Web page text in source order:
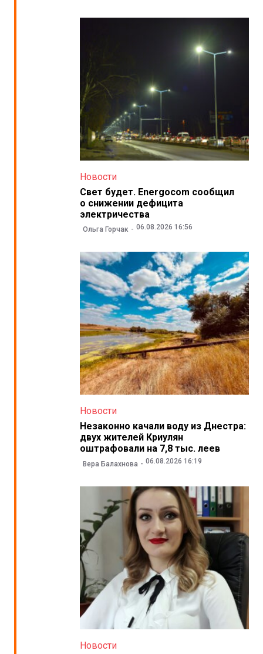
Новости
Свет будет. Energocom сообщил
о снижении дефицита
электричества
Ольга Горчак 06.08.2026 16:56
Новости
Незаконно качали воду из Днестра:
двух жителей Криулян
оштрафовали на 7,8 тыс. леев
Вера Балахнова 06.08.2026 16:19
Новости